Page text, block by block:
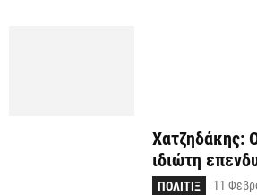
Χατζηδάκης:
ιδιώτη
ΠΟΛΙΤΙΞ
11